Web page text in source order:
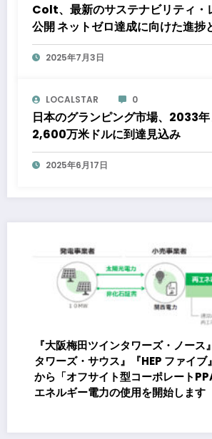
Colt、最新のサステナビリティ・
公開 ネットゼロ達成に向けた進捗
イルストーンを報告
2025年7月3日
LOCALSTAR 0
日本のグランピング市場、2033
2,600万米ドルに到達見込み
2025年6月17日
大阪梅田ツインタワーズ・ノース』『大
ワーズ・サウス』『HEP ファイブ』にお
ら「オフサイト型コーポレートPPA」に
ネルギー電力の使用を開始します